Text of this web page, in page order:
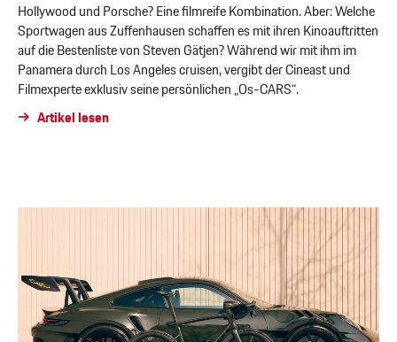
Hollywood und Porsche? Eine filmreife Kombination. Aber: Welche
Sportwagen aus Zuffenhausen schaffen es mit ihren Kinoauftritten
auf die Bestenliste von Steven Gätjen? Während wir mit ihm im
Panamera durch Los Angeles cruisen, vergibt der Cineast und
Filmexperte exklusiv seine persönlichen „Os-CARS“.
Artikel lesen